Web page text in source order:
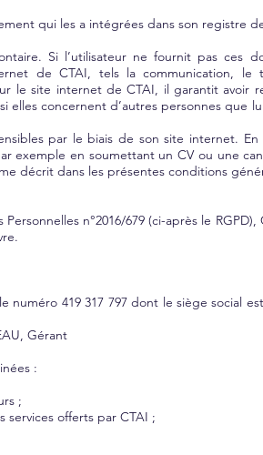
qui les a intégrées dans son registre
Si l’utilisateur ne fournit pas ces
de CTAI, tels la communication,
le site internet de CTAI, il garantit avoir
elles concernent d’autres personnes que
par le biais de son site internet.
exemple en soumettant un CV ou une
décrit dans les présentes conditions
n°2016/679 (ci-après le
numéro 419 317 797 dont le siège social
Gérant
:
;
services offerts par CTAI ;